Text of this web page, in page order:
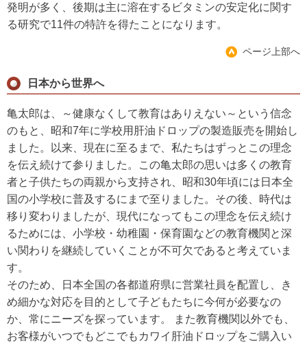
発明が多く、後期は主に溶在するビタミンの安定化に関す
る研究で11件の特許を得たことになります。
ページ上部へ
日本から世界へ
亀太郎は、～健康なくして教育はありえない～という信念
のもと、昭和7年に学校用肝油ドロップの製造販売を開始し
ました。以来、現在に至るまで、私たちはずっとこの理念
を伝え続けて参りました。この亀太郎の思いは多くの教育
者と子供たちの両親から支持され、昭和30年頃には日本全
国の小学校に普及するにまで至りました。その後、時代は
移り変わりましたが、現代になってもこの理念を伝え続け
るためには、小学校・幼稚園・保育園などの教育機関と深
い関わりを継続していくことが不可欠であると考えていま
す。
そのため、日本全国の各都道府県に営業社員を配置し、き
め細かな対応を目的として子どもたちに今何が必要なの
か、常にニーズを探っています。 また教育機関以外でも、
お客様がいつでもどこでもカワイ肝油ドロップをご購入い